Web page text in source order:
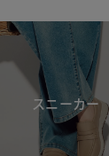
スニーカー